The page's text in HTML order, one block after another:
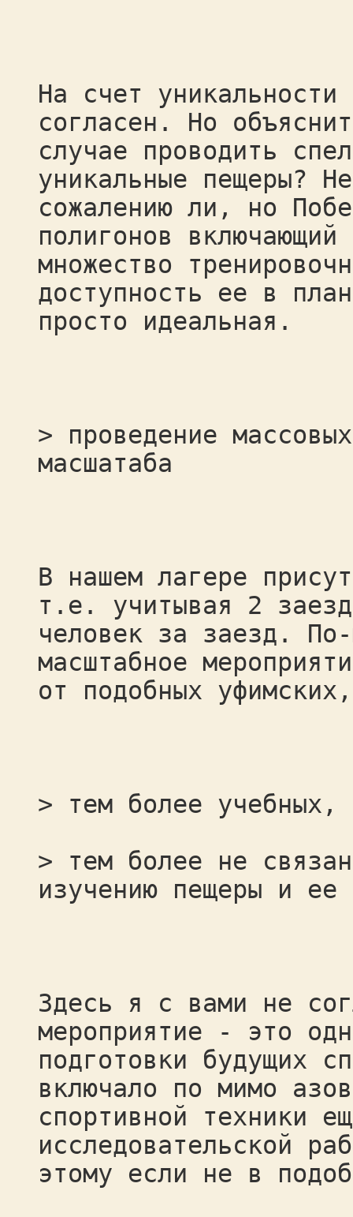
На счет
согласен. Но
случае проводить
уникальные пещеры?
сожалению ли, но
полигонов
множество
доступность ее в
просто идеальная.
> проведение
масшатаба
В нашем лагере
т.е. учитывая 2
человек за заезд.
масштабное
от подобных
> тем более учебных,
> тем более не
изучению пещеры и ее
Здесь я с вами не
мероприятие - это
подготовки будущих
включало по мимо азов
спортивной техники
исследовательской
этому если не в